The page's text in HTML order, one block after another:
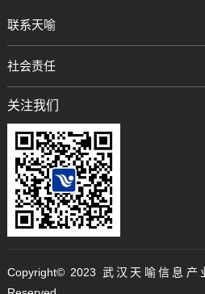
联系天喻
社会责任
关注我们
Copyright©️ 2023 武汉天喻信息